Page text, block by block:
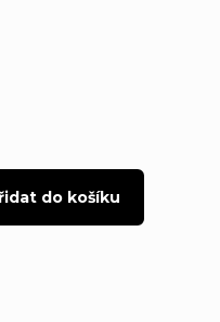
do košíku